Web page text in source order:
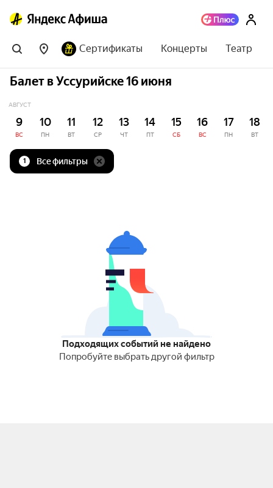
Сертификаты Концерты Театр
Балет в Уссурийске 16 июня
АВГУСТ
9
ВС
10
ПН
11
ВТ
12
СР
13
ЧТ
14
ПТ
15
СБ
16
ВС
17
ПН
18
ВТ
1 Все фильтры
Подходящих событий не найдено
Попробуйте выбрать другой фильтр